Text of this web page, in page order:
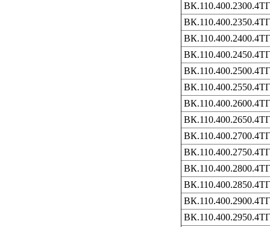
ВК.110.400.2300.4ТГ
ВК.110.400.2350.4ТГ
ВК.110.400.2400.4ТГ
ВК.110.400.2450.4ТГ
ВК.110.400.2500.4ТГ
ВК.110.400.2550.4ТГ
ВК.110.400.2600.4ТГ
ВК.110.400.2650.4ТГ
ВК.110.400.2700.4ТГ
ВК.110.400.2750.4ТГ
ВК.110.400.2800.4ТГ
ВК.110.400.2850.4ТГ
ВК.110.400.2900.4ТГ
ВК.110.400.2950.4ТГ